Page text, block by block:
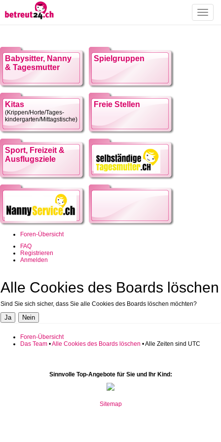
Toggle
Babysitter, Nanny
& Tagesmutter
Spielgruppen
Kitas
(Krippen/Horte/Tages-
kindergarten/Mittagstische)
Freie Stellen
Sport, Freizeit &
Ausflugsziele
Foren-Übersicht
FAQ
Registrieren
Anmelden
Alle Cookies des Boards löschen
Sind Sie sich sicher, dass Sie alle Cookies des Boards löschen möchten?
Foren-Übersicht
Das Team •Alle Cookies des Boards löschen • Alle Zeiten sind UTC
Sinnvolle Top-Angebote für Sie und Ihr Kind:
Sitemap